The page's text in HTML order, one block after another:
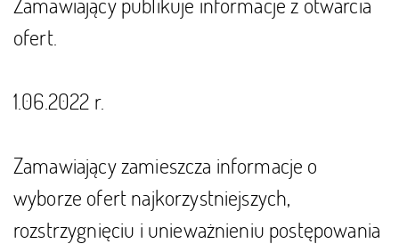
ofert.
1.06.2022 r.
Zamawiający zamieszcza informacje o
wyborze ofert najkorzystniejszych,
rozstrzygnięciu i unieważnieniu postępowania